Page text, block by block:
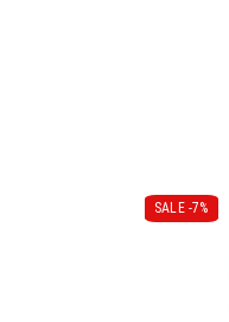
SALE -7%